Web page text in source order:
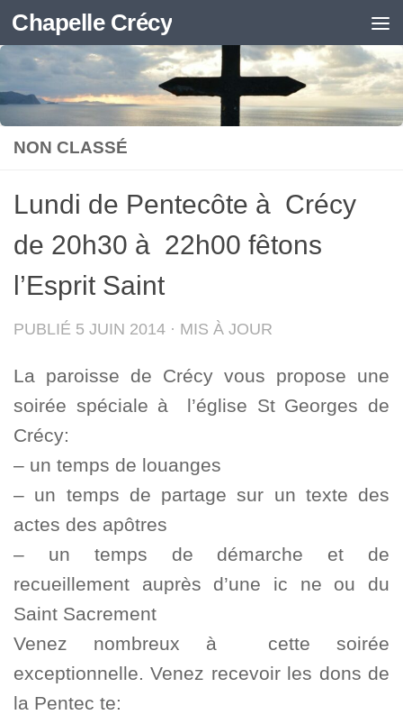
Skip to content
Chapelle Crécy
NON CLASSÉ
Lundi de Pentecôte à Crécy
de 20h30 à 22h00 fêtons
l’Esprit Saint
PUBLIÉ 5 JUIN 2014 · MIS À JOUR
La paroisse de Crécy vous propose une
soirée spéciale à l’église St Georges de
Crécy:
– un temps de louanges
– un temps de partage sur un texte des
actes des apôtres
– un temps de démarche et de
recueillement auprès d’une ic ne ou du
Saint Sacrement
Venez nombreux à cette soirée
exceptionnelle. Venez recevoir les dons de
la Pentec te: